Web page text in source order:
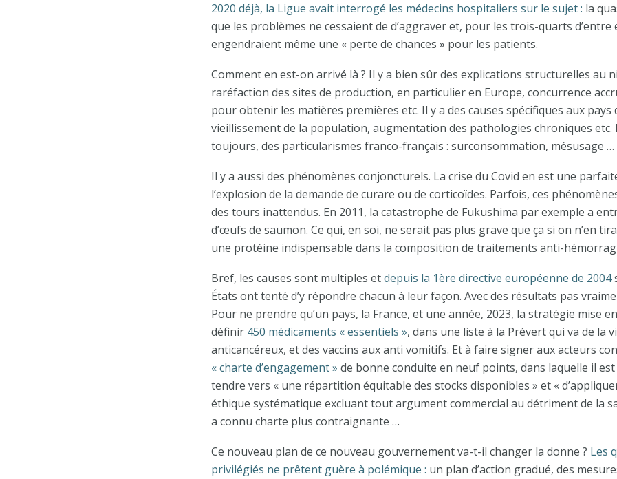
2020 déjà, la Ligue avait interrogé les médecins hospitaliers sur le sujet : la
que les problèmes ne cessaient de d’aggraver et, pour les trois-quarts d’entre
engendraient même une « perte de chances » pour les patients.
Comment en est-on arrivé là ? Il y a bien sûr des explications structurelles au
raréfaction des sites de production, en particulier en Europe, concurrence
pour obtenir les matières premières etc. Il y a des causes spécifiques aux pays
vieillissement de la population, augmentation des pathologies chroniques etc.
toujours, des particularismes franco-français : surconsommation, mésusage …
Il y a aussi des phénomènes conjoncturels. La crise du Covid en est une
l’explosion de la demande de curare ou de corticoïdes. Parfois, ces
des tours inattendus. En 2011, la catastrophe de Fukushima par exemple a
d’œufs de saumon. Ce qui, en soi, ne serait pas plus grave que ça si on n’en
une protéine indispensable dans la composition de traitements anti-
Bref, les causes sont multiples etdepuis la 1ère directive européenne de 2004
États ont tenté d’y répondre chacun à leur façon. Avec des résultats pas
Pour ne prendre qu’un pays, la France, et une année, 2023, la stratégie mise
définir 450 médicaments « essentiels », dans une liste à la Prévert qui va de la
anticancéreux, et des vaccins aux anti vomitifs. Et à faire signer aux acteurs
« charte d’engagement » de bonne conduite en neuf points, dans laquelle il
tendre vers « une répartition équitable des stocks disponibles » et «
éthique systématique excluant tout argument commercial au détriment de la
a connu charte plus contraignante …
Ce nouveau plan de ce nouveau gouvernement va-t-il changer la donne ? Les
privilégiés ne prêtent guère à polémique : un plan d’action gradué, des